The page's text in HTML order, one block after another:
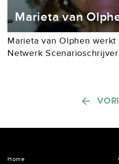
Marieta van
Marieta van Olphen
Netwerk
Berichten paginering
Home